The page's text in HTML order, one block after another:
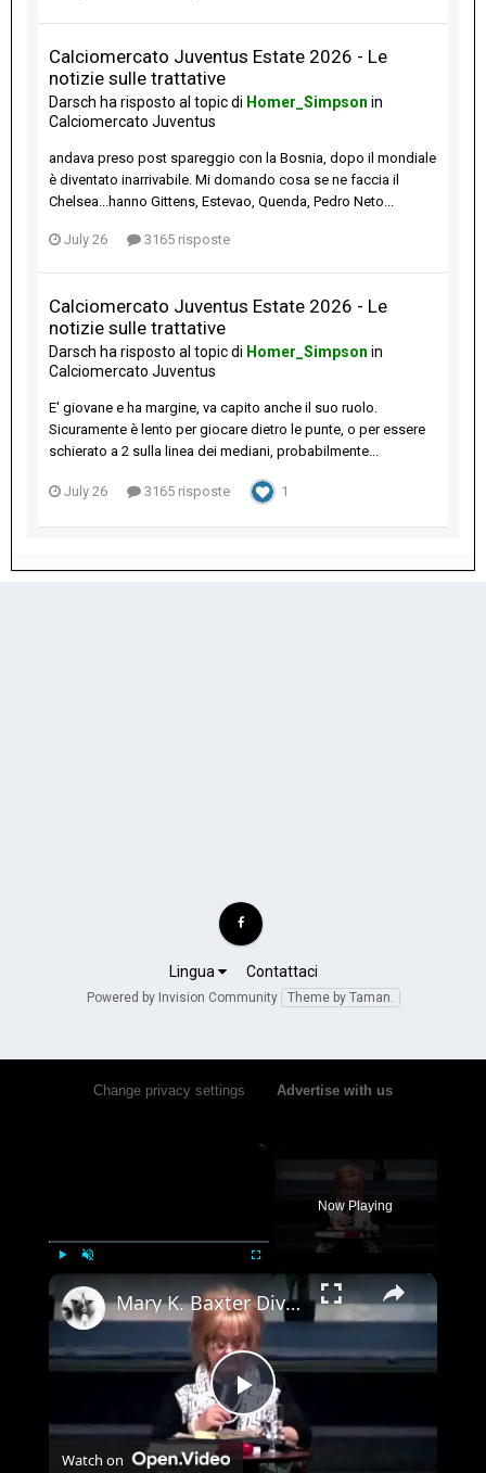
Calciomercato Juventus Estate 2026 - Le
notizie sulle trattative
Darsch ha risposto al topic di Homer_Simpson in
Calciomercato Juventus
andava preso post spareggio con la Bosnia, dopo il mondiale
è diventato inarrivabile. Mi domando cosa se ne faccia il
Chelsea...hanno Gittens, Estevao, Quenda, Pedro Neto...
July 26 3165 risposte
Calciomercato Juventus Estate 2026 - Le
notizie sulle trattative
Darsch ha risposto al topic di Homer_Simpson in
Calciomercato Juventus
E' giovane e ha margine, va capito anche il suo ruolo.
Sicuramente è lento per giocare dietro le punte, o per essere
schierato a 2 sulla linea dei mediani, probabilmente...
July 26 3165 risposte 1
Lingua Contattaci
Powered by Invision Community Theme by Taman.
Change privacy settings Advertise with us
×
Fullscreen
Now Playing
×
Play
Mary K. Baxter Divine Revelations of Heaven and Hell Pt 2 - SOTTOTITOLI-SUBTITLES
Watch on